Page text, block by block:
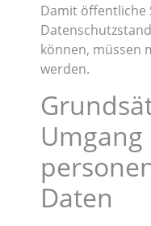
Damit öffentliche
können, müssen
werden.
Daten